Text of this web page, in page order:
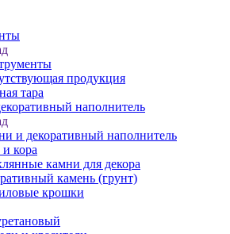
продукция
тара
наполнитель
и декоративный наполнитель
кора
камни для декора
камень (грунт)
крошки